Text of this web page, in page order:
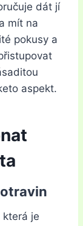
dát jí
mít na
pokusy a
aspekt.
která je